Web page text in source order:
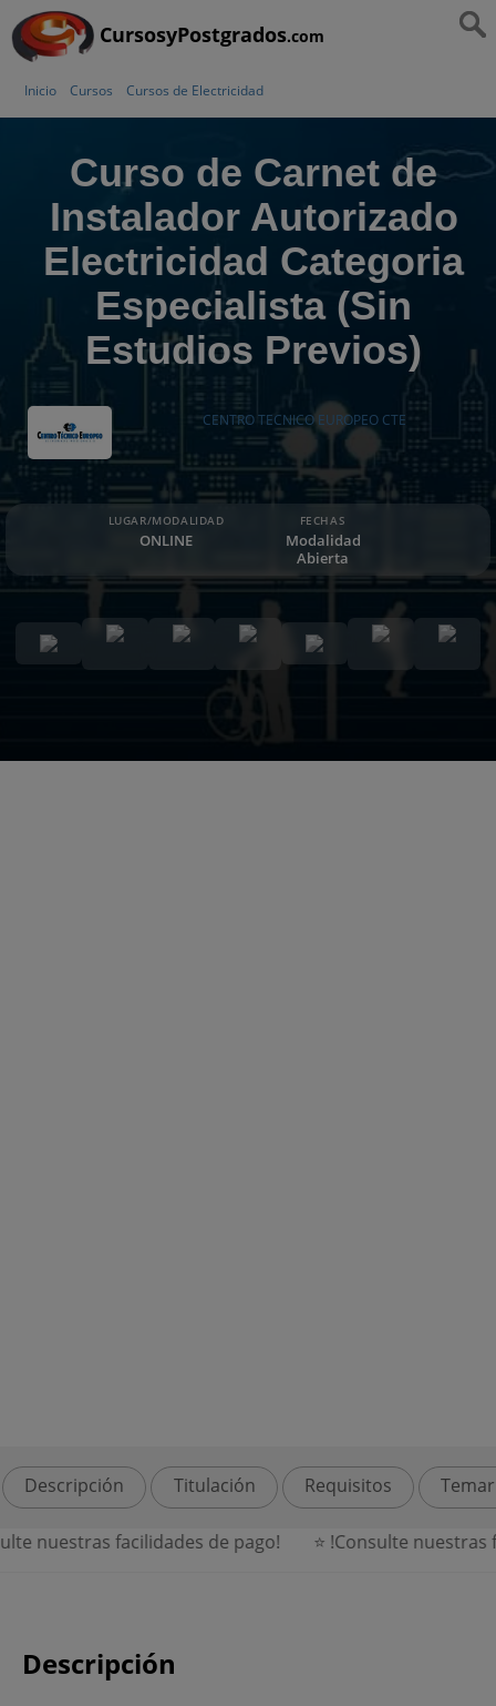
CursosyPostgrados.com
Inicio Cursos Cursos de Electricidad
Curso de Carnet de
Instalador Autorizado
Electricidad Categoria
Especialista (Sin
Estudios Previos)
CENTRO TECNICO EUROPEO CTE
LUGAR/MODALIDAD
ONLINE
FECHAS
Modalidad
Abierta
Descripción Titulación Requisitos
nuestras facilidades de pago! ⭐ !Consulte nuestras
Descripción